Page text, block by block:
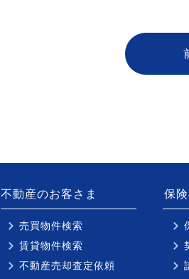
不動産のお客さま
売買物件検索
賃貸物件検索
不動産売却査定依頼
保